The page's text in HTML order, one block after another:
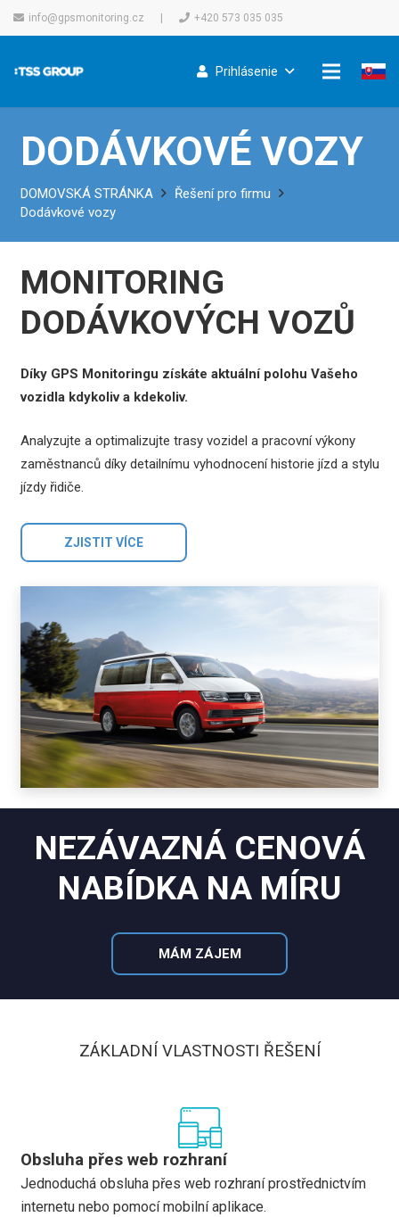
info@gpsmonitoring.cz +420 573 035 035
Prihlásenie
DODÁVKOVÉ VOZY
DOMOVSKÁ STRÁNKA
Řešení pro firmu
Dodávkové vozy
MONITORING
DODÁVKOVÝCH VOZŮ
Díky GPS Monitoringu získáte aktuální polohu Vašeho
vozidla kdykoliv a kdekoliv.
Analyzujte a optimalizujte trasy vozidel a pracovní výkony
zaměstnanců díky detailnímu vyhodnocení historie jízd a stylu
jízdy řidiče.
ZJISTIT VÍCE
NEZÁVAZNÁ CENOVÁ
NABÍDKA NA MÍRU
MÁM ZÁJEM
ZÁKLADNÍ VLASTNOSTI ŘEŠENÍ
Obsluha přes web rozhraní
Jednoduchá obsluha přes web rozhraní prostřednictvím
internetu nebo pomocí mobilní aplikace.